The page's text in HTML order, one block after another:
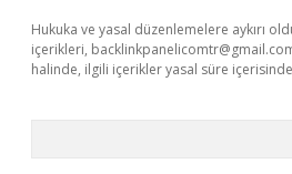
Hukuka ve yasal düzenlemelere aykırı
içerikleri,
halinde, ilgili içerikler yasal süre